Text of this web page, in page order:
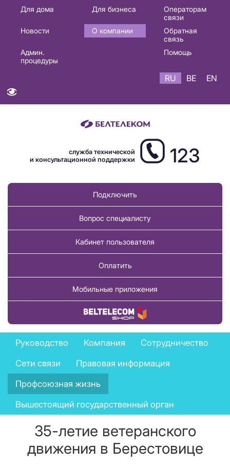
Основная
навигация
Для дома Для бизнеса
Операторам
связи
Новости
О компании
Обратная
связь
Админ.
процедуры
Помощь
RU BE EN
служба технической
и консультационной поддержки
123
Подключить
Вопрос специалисту
Кабинет пользователя
Оплатить
Мобильные приложения
Купить товар
Company
menu
Руководство Компания
Сотрудничество
Сети связи
Правовая информация
Профсоюзная жизнь
Вышестоящий государственный орган
35-летие ветеранского
движения в Берестовице